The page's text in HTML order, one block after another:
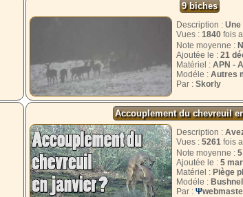
9 biches
Description : Une
Vues : 1840 fois
Note moyenne :
Ajoutée le : 21
Matériel : APN -
Modéle : Autres
Par : Skorly
Accouplement du chevreuil
Description :
Vues : 5261 fois
Note moyenne : 5
Ajoutée le : 5
Matériel : Piège
Modéle :
Par : Ψ